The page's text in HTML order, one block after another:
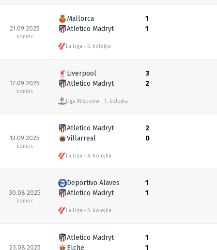
21.09.2025
koniec
Mallorca
Atletico Madryt
La Liga 5. kolejka
1
1
17.09.2025
koniec
Liverpool
Atletico Madryt
Liga Mistrzów 1. kolejka
3
2
13.09.2025
koniec
Atletico Madryt
Villarreal
La Liga 4. kolejka
2
0
30.08.2025
koniec
Deportivo Alaves
Atletico Madryt
La Liga 3. kolejka
1
1
23.08.2025
Atletico Madryt
Elche
1
1